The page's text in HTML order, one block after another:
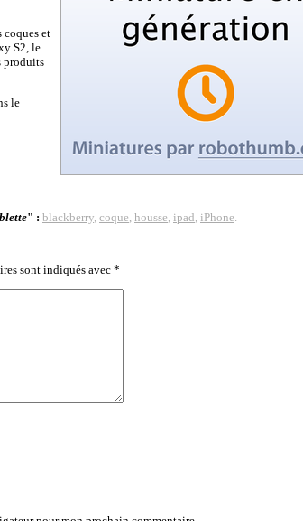
coques et
S2, le
produits
le
" : blackberry, coque, housse, ipad, iPhone.
sont indiqués avec *